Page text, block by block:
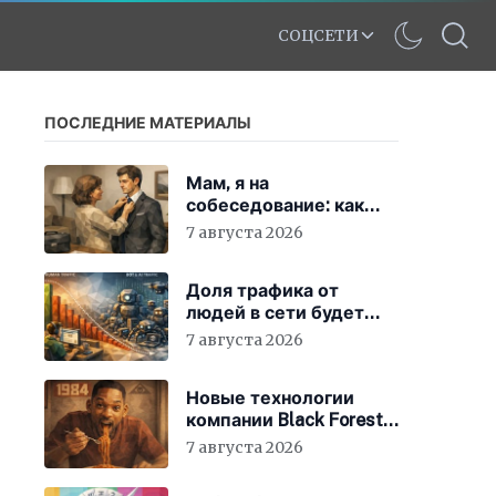
СОЦСЕТИ
ПОСЛЕДНИЕ МАТЕРИАЛЫ
Мам, я на
собеседование: как
гиперопека родителей
7 августа 2026
Доля трафика от
людей в сети будет
быстро снижаться
7 августа 2026
Новые технологии
компании Black Forest
Labs могут
7 августа 2026